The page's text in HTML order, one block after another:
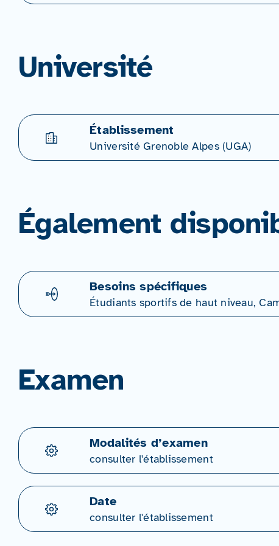
Université
Établissement
Université Grenoble Alpes (UGA)
Également
Besoins spécifiques
Étudiants sportifs de haut niveau,
Examen
Modalités d’examen
consulter l'établissement
Date
consulter l'établissement